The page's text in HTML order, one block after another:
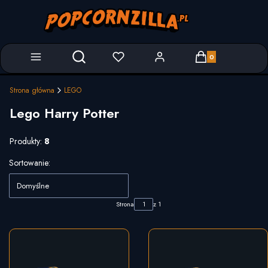
Otwórz wyszukiwarkę Produkty w
Strona główna LEGO
Lego Harry Potter
Produkty: 8
Lista produktów
Sortowanie:
Domyślne
Strona z 1